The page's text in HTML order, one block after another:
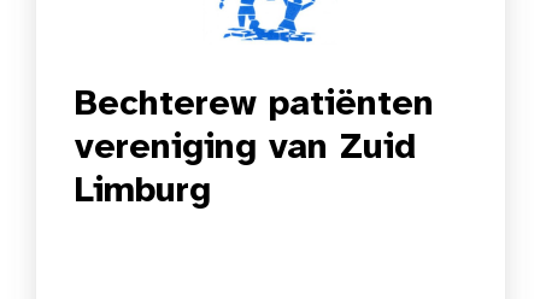
Bechterew patiënten
vereniging van Zuid
Limburg